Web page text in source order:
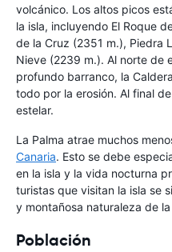
volcánico. Los altos picos
la isla, incluyendo El Roque
de la Cruz (2351 m.), Piedra
Nieve (2239 m.). Al norte de
profundo barranco, la
todo por la erosión. Al final
estelar.
La Palma atrae muchos
Canaria. Esto se debe
en la isla y la vida nocturna
turistas que visitan la isla se
y montañosa naturaleza de la
Población